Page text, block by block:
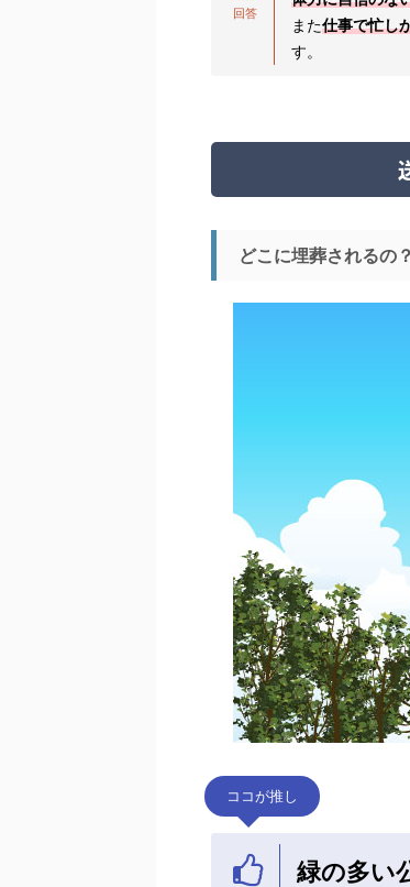
また仕事で忙し
す。
どこに埋葬されるの？
ココが推し
緑の多い